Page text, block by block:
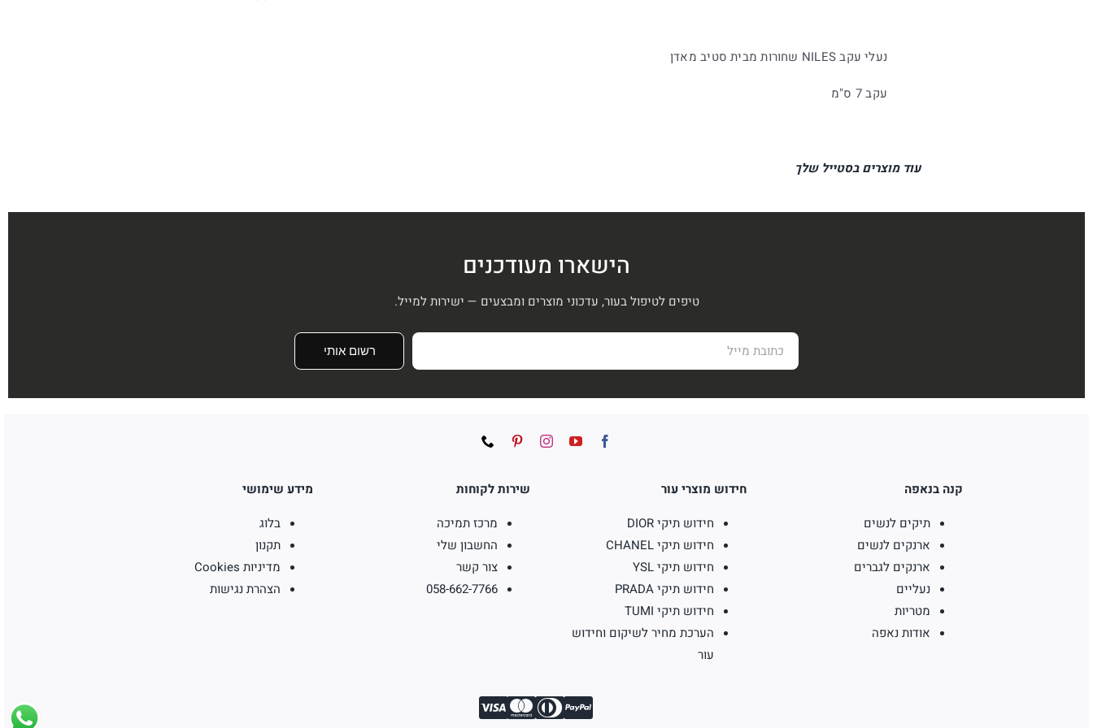
נעלי עקב NILES שחורות מבית סטיב מאדן
עקב 7 ס"מ
עוד מוצרים בסטייל שלך
הישארו מעודכנים
טיפים לטיפול בעור, עדכוני מוצרים ומבצעים — ישירות למייל.
רשום אותי
קנה בנאפה
תיקים לנשים
ארנקים לנשים
ארנקים לגברים
נעליים
מטריות
אודות נאפה
חידוש מוצרי עור
חידוש תיקי DIOR
חידוש תיקי CHANEL
חידוש תיקי YSL
חידוש תיקי PRADA
חידוש תיקי TUMI
הערכת מחיר לשיקום וחידוש
עור
שירות לקוחות
מרכז תמיכה
החשבון שלי
צור קשר
058-662-7766
מידע שימושי
בלוג
תקנון
מדיניות Cookies
הצהרת נגישות